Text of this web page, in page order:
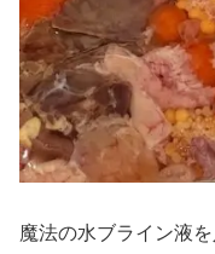
魔法の水ブライン液